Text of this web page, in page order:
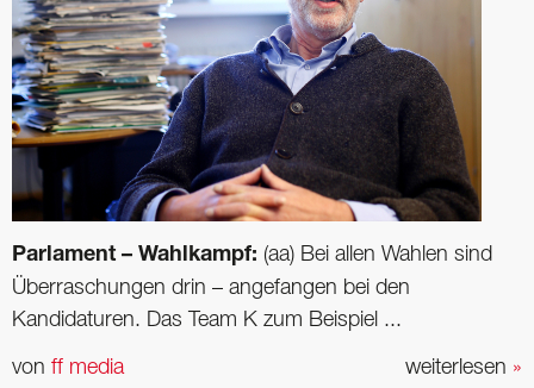
Parlament – Wahlkampf: (aa) Bei allen Wahlen sind
Überraschungen drin – angefangen bei den
Kandidaturen. Das Team K zum Beispiel ...
weiterlesen »
von ff media